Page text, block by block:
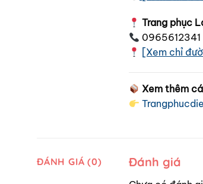
Trang phục
0965612341
[Xem chỉ
Xem thêm
ĐÁNH GIÁ (0) Đánh giá